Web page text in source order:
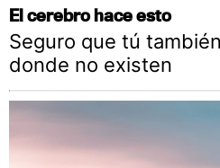
El cerebro hace esto
Seguro que tú
donde no existen